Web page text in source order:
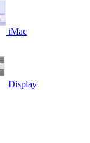
iMac
Display